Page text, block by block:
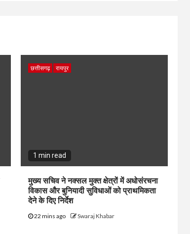
छत्तीसगढ़ रायपुर
1 min read
मुख्य सचिव ने नक्सल मुक्त क्षेत्रों में अधोसंरचना
विकास और बुनियादी सुविधाओं को प्राथमिकता
देने के दिए निर्देश
22 mins ago Swaraj Khabar